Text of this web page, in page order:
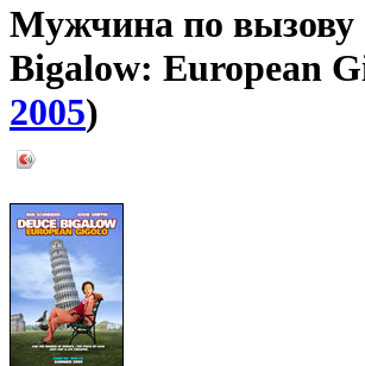
Мужчина по вызову
Bigalow: European
2005)